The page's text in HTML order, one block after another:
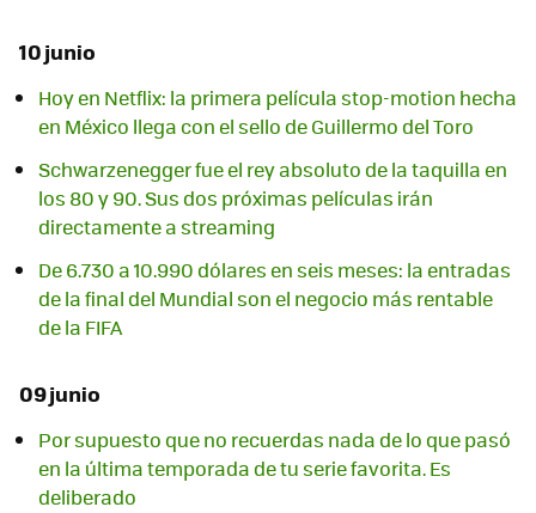
10 junio
Hoy en Netflix: la primera película stop-motion hecha
en México llega con el sello de Guillermo del Toro
Schwarzenegger fue el rey absoluto de la taquilla en
los 80 y 90. Sus dos próximas películas irán
directamente a streaming
De 6.730 a 10.990 dólares en seis meses: la entradas
de la final del Mundial son el negocio más rentable
de la FIFA
09 junio
Por supuesto que no recuerdas nada de lo que pasó
en la última temporada de tu serie favorita. Es
deliberado